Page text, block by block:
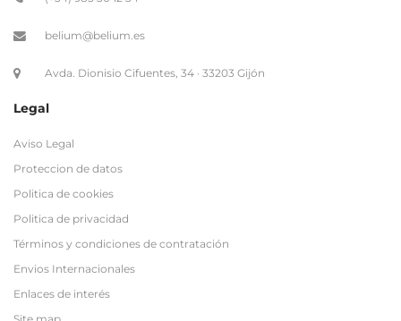
Proteccion de datos
Politica de cookies
Términos y condiciones de contratación
Regístrate a nuestro Newsletter
Newsletter